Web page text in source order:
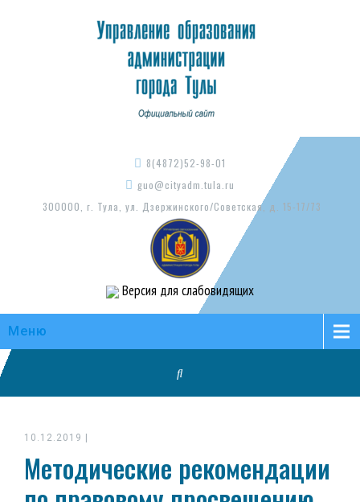
8(4872)52-98-01
guo@cityadm.tula.ru
300000, г. Тула, ул. Дзержинского/Советская, д. 15-17/73
Версия для слабовидящих
Меню
10.12.2019
Методические рекомендации